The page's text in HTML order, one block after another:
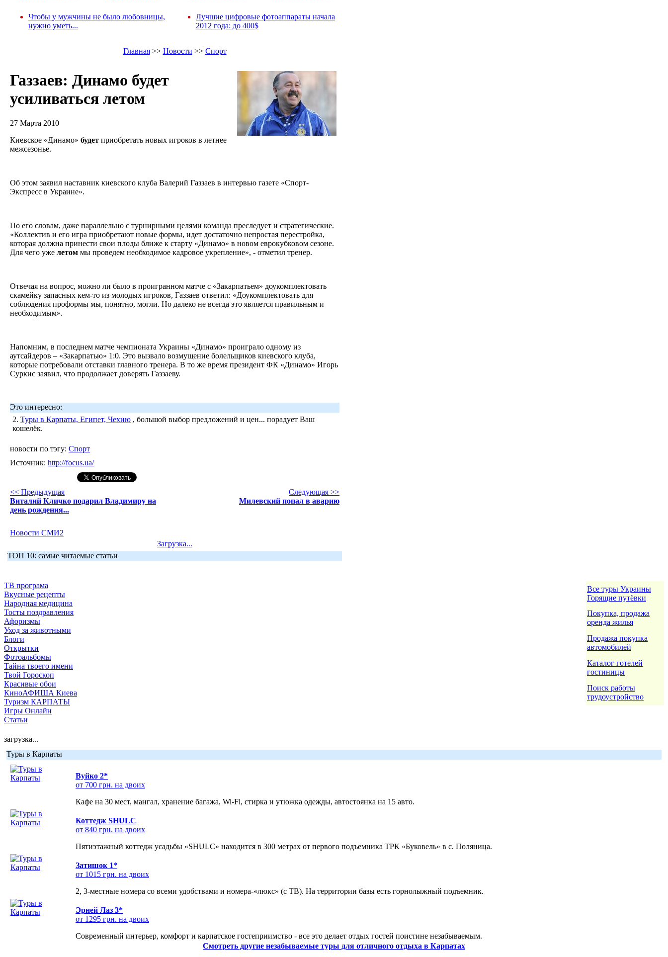
Чтобы у мужчины не было любовницы,
нужно уметь...
Лучшие цифровые фотоаппараты начала
2012 года: до 400$
Главная>> Новости >> Спорт
Газзаев: Динамо будет
усиливаться летом
27 Марта 2010
Киевское «Динамо» будет приобретать новых игроков в летнее
межсезонье.
Об этом заявил наставник киевского клуба Валерий Газзаев в интервью газете «Спорт-
Экспресс в Украине».
По его словам, даже параллельно с турнирными целями команда преследует и стратегические.
«Коллектив и его игра приобретают новые формы, идет достаточно непростая перестройка,
которая должна принести свои плоды ближе к старту «Динамо» в новом еврокубковом сезоне.
Для чего уже летом мы проведем необходимое кадровое укрепление», - отметил тренер.
Отвечая на вопрос, можно ли было в проигранном матче с «Закарпатьем» доукомплектовать
скамейку запасных кем-то из молодых игроков, Газзаев ответил: «Доукомплектовать для
соблюдения проформы мы, понятно, могли. Но далеко не всегда это является правильным и
необходимым».
Напомним, в последнем матче чемпионата Украины «Динамо» проиграло одному из
аутсайдеров – «Закарпатью» 1:0. Это вызвало возмущение болельщиков киевского клуба,
которые потребовали отставки главного тренера. В то же время президент ФК «Динамо» Игорь
Суркис заявил, что продолжает доверять Газзаеву.
Это интересно:
2. Туры в Карпаты, Египет, Чехию , большой выбор предложений и цен... порадует Ваш
кошелёк.
новости по тэгу: Спорт
Источник: http://focus.ua/
<< Предыдущая
Виталий Кличко подарил Владимиру на
день рождения...
Следующая >>
Милевский попал в аварию
Новости СМИ2
Загрузка...
ТОП 10: самые читаемые статьи
ТВ програма
Вкусные рецепты
Народная медицина
Тосты поздравления
Афоризмы
Уход за животными
Блоги
Открытки
Фотоальбомы
Тайна твоего имени
Твой Гороскоп
Красивые обои
КиноАФИША Киева
Туризм КАРПАТЫ
Игры Онлайн
Статьи
Все туры Украины
Горящие путёвки
Покупка, продажа
оренда жилья
Продажа покупка
автомобилей
Каталог готелей
гостиницы
Поиск работы
трудоустройство
загрузка...
Туры в Карпаты
Вуйко 2*
от 700 грн. на двоих
Кафе на 30 мест, мангал, хранение багажа, Wi-Fi, стирка и утюжка одежды, автостоянка на 15 авто.
Коттедж SHULC
от 840 грн. на двоих
Пятиэтажный коттедж усадьбы «SHULC» находится в 300 метрах от первого подъемника ТРК «Буковель» в с. Поляница.
Затишок 1*
от 1015 грн. на двоих
2, 3-местные номера со всеми удобствами и номера-«люкс» (с ТВ). На территории базы есть горнолыжный подъемник.
Эрней Лаз 3*
от 1295 грн. на двоих
Современный интерьер, комфорт и карпатское гостеприимство - все это делает отдых гостей поистине незабываемым.
Смотреть другие незабываемые туры для отличного отдыха в Карпатах